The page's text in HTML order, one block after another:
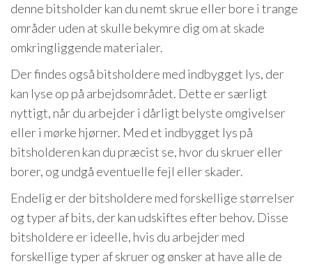
denne bitsholder kan du nemt skrue eller bore i trange
områder uden at skulle bekymre dig om at skade
omkringliggende materialer.
Der findes også bitsholdere med indbygget lys, der
kan lyse op på arbejdsområdet. Dette er særligt
nyttigt, når du arbejder i dårligt belyste omgivelser
eller i mørke hjørner. Med et indbygget lys på
bitsholderen kan du præcist se, hvor du skruer eller
borer, og undgå eventuelle fejl eller skader.
Endelig er der bitsholdere med forskellige størrelser
og typer af bits, der kan udskiftes efter behov. Disse
bitsholdere er ideelle, hvis du arbejder med
forskellige typer af skruer og ønsker at have alle de